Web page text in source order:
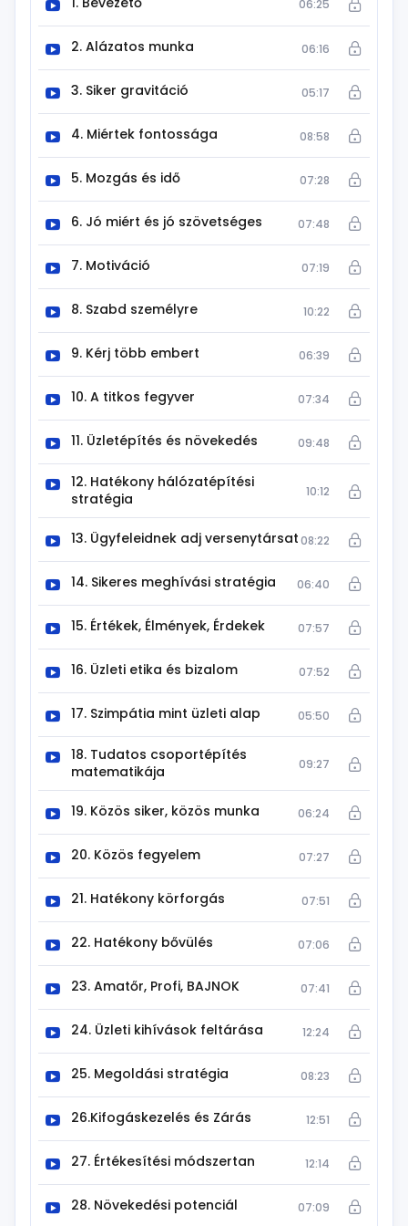
06:25
2. Alázatos munka 06:16
3. Siker gravitáció 05:17
4. Miértek fontossága 08:58
5. Mozgás és idő 07:28
6. Jó miért és jó szövetséges 07:48
7. Motiváció 07:19
8. Szabd személyre 10:22
9. Kérj több embert 06:39
10. A titkos fegyver 07:34
11. Üzletépítés és növekedés 09:48
12. Hatékony hálózatépítési
stratégia
10:12
13. Ügyfeleidnek adj versenytársat08:22
14. Sikeres meghívási stratégia 06:40
15. Értékek, Élmények, Érdekek 07:57
16. Üzleti etika és bizalom 07:52
17. Szimpátia mint üzleti alap 05:50
18. Tudatos csoportépítés
matematikája
09:27
19. Közös siker, közös munka 06:24
20. Közös fegyelem 07:27
21. Hatékony körforgás 07:51
22. Hatékony bővülés 07:06
23. Amatőr, Profi, BAJNOK 07:41
24. Üzleti kihívások feltárása 12:24
25. Megoldási stratégia 08:23
26.Kifogáskezelés és Zárás 12:51
27. Értékesítési módszertan 12:14
28. Növekedési potenciál 07:09